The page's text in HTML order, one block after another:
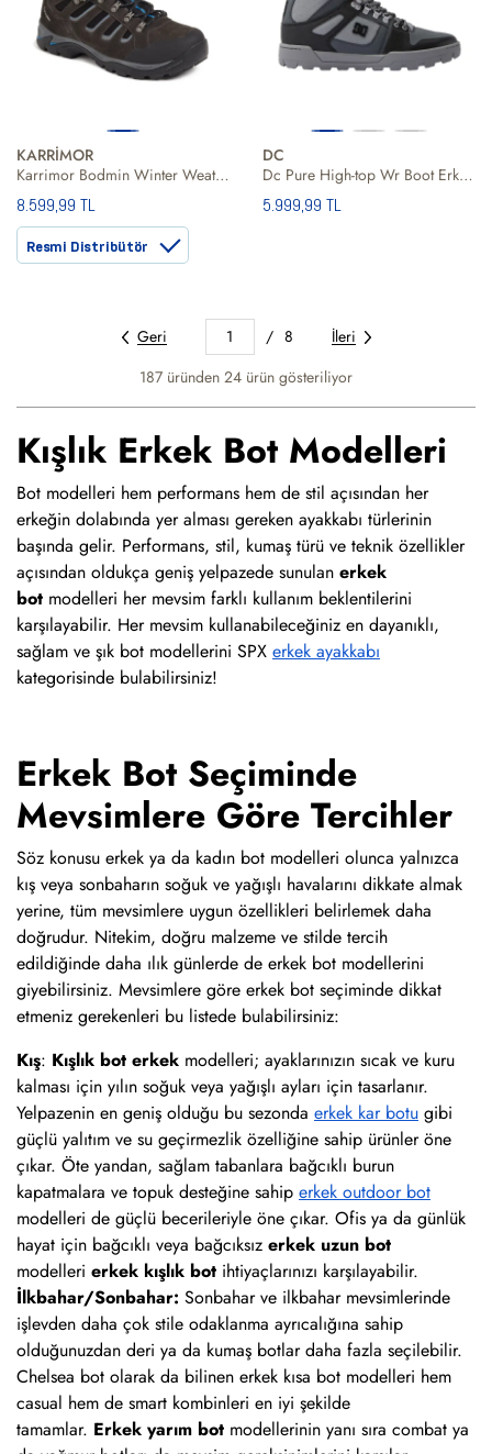
KARRİMOR
Karrimor Bodmin Winter Weathertite Black Erkek Siyah Bot
8.599,99 TL
Resmi Distribütör
DC
Dc Pure High-top Wr Boot Erkek Bot
5.999,99 TL
Geri 1 / 8
İleri
187 üründen 24 ürün gösteriliyor
Kışlık Erkek Bot Modelleri
Bot modelleri hem performans hem de stil açısından her
erkeğin dolabında yer alması gereken ayakkabı türlerinin
başında gelir. Performans, stil, kumaş türü ve teknik özellikler
açısından oldukça geniş yelpazede sunulan erkek
bot modelleri her mevsim farklı kullanım beklentilerini
karşılayabilir. Her mevsim kullanabileceğiniz en dayanıklı,
sağlam ve şık bot modellerini SPX erkek ayakkabı
kategorisinde bulabilirsiniz!
Erkek Bot Seçiminde
Mevsimlere Göre Tercihler
Söz konusu erkek ya da kadın bot modelleri olunca yalnızca
kış veya sonbaharın soğuk ve yağışlı havalarını dikkate almak
yerine, tüm mevsimlere uygun özellikleri belirlemek daha
doğrudur. Nitekim, doğru malzeme ve stilde tercih
edildiğinde daha ılık günlerde de erkek bot modellerini
giyebilirsiniz. Mevsimlere göre erkek bot seçiminde dikkat
etmeniz gerekenleri bu listede bulabilirsiniz:
Kış: Kışlık bot erkek modelleri; ayaklarınızın sıcak ve kuru
kalması için yılın soğuk veya yağışlı ayları için tasarlanır.
Yelpazenin en geniş olduğu bu sezonda erkek kar botu gibi
güçlü yalıtım ve su geçirmezlik özelliğine sahip ürünler öne
çıkar. Öte yandan, sağlam tabanlara bağcıklı burun
kapatmalara ve topuk desteğine sahip erkek outdoor bot
modelleri de güçlü becerileriyle öne çıkar. Ofis ya da günlük
hayat için bağcıklı veya bağcıksız erkek uzun bot
modelleri erkek kışlık bot ihtiyaçlarınızı karşılayabilir.
İlkbahar/Sonbahar: Sonbahar ve ilkbahar mevsimlerinde
işlevden daha çok stile odaklanma ayrıcalığına sahip
olduğunuzdan deri ya da kumaş botlar daha fazla seçilebilir.
Chelsea bot olarak da bilinen erkek kısa bot modelleri hem
casual hem de smart kombinleri en iyi şekilde
tamamlar. Erkek yarım bot modellerinin yanı sıra combat ya